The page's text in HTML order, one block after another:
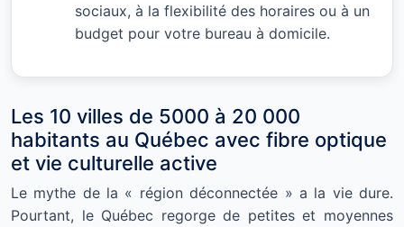
sociaux, à la flexibilité des horaires ou à un
budget pour votre bureau à domicile.
Les 10 villes de 5000 à 20 000
habitants au Québec avec fibre optique
et vie culturelle active
Le mythe de la « région déconnectée » a la vie dure.
Pourtant, le Québec regorge de petites et moyennes